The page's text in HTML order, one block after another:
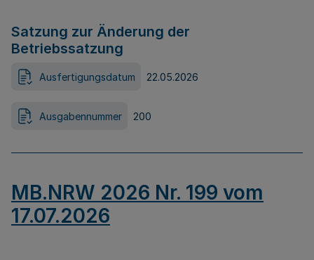
Satzung zur Änderung der
Betriebssatzung
Ausfertigungsdatum 22.05.2026
Ausgabennummer 200
MB.NRW 2026 Nr. 199 vom
17.07.2026